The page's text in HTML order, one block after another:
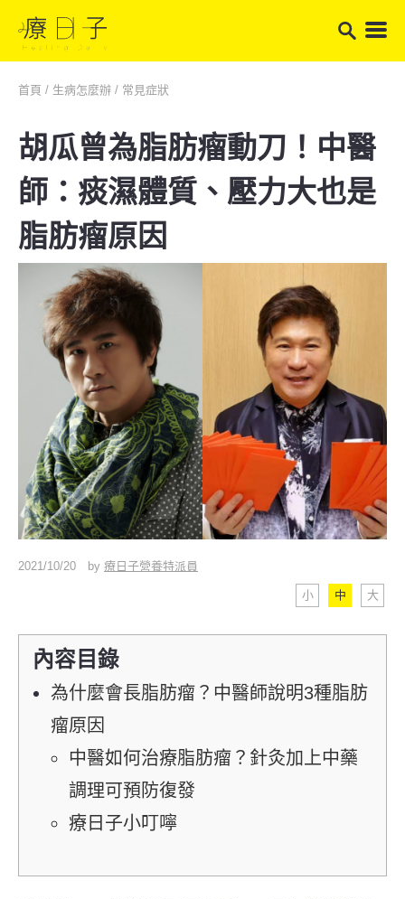
首頁 / 生病怎麼辦 / 常見症狀
胡瓜曾為脂肪瘤動刀！中醫
師：痰濕體質、壓力大也是
脂肪瘤原因
2021/10/20 by 療日子營養特派員
小 中 大
內容目錄
為什麼會長脂肪瘤？中醫師說明3種脂肪
瘤原因
中醫如何治療脂肪瘤？針灸加上中藥
調理可預防復發
療日子小叮嚀